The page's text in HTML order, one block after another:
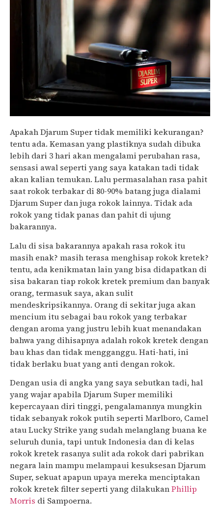
Apakah Djarum Super tidak memiliki kekurangan?
tentu ada. Kemasan yang plastiknya sudah dibuka
lebih dari 3 hari akan mengalami perubahan rasa,
sensasi awal seperti yang saya katakan tadi tidak
akan kalian temukan. Lalu permasalahan rasa pahit
saat rokok terbakar di 80-90% batang juga dialami
Djarum Super dan juga rokok lainnya. Tidak ada
rokok yang tidak panas dan pahit di ujung
bakarannya.
Lalu di sisa bakarannya apakah rasa rokok itu
masih enak? masih terasa menghisap rokok kretek?
tentu, ada kenikmatan lain yang bisa didapatkan di
sisa bakaran tiap rokok kretek premium dan banyak
orang, termasuk saya, akan sulit
mendeskripsikannya. Orang di sekitar juga akan
mencium itu sebagai bau rokok yang terbakar
dengan aroma yang justru lebih kuat menandakan
bahwa yang dihisapnya adalah rokok kretek dengan
bau khas dan tidak mengganggu. Hati-hati, ini
tidak berlaku buat yang anti dengan rokok.
Dengan usia di angka yang saya sebutkan tadi, hal
yang wajar apabila Djarum Super memiliki
kepercayaan diri tinggi, pengalamannya mungkin
tidak sebanyak rokok putih seperti Marlboro, Camel
atau Lucky Strike yang sudah melanglang buana ke
seluruh dunia, tapi untuk Indonesia dan di kelas
rokok kretek rasanya sulit ada rokok dari pabrikan
negara lain mampu melampaui kesuksesan Djarum
Super, sekuat apapun upaya mereka menciptakan
rokok kretek filter seperti yang dilakukanPhillip
Morris di Sampoerna.